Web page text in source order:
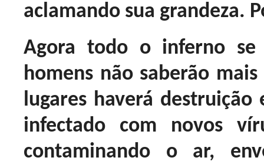
aclamando sua grandeza.
Agora todo o inferno se
homens não saberão
lugares haverá
infectado com novos
contaminando o ar,